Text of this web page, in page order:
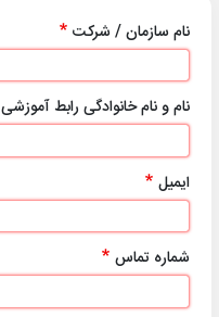
نام سازمان / شرکت
نام و نام خانوادگی رابط آموزشی
ایمیل
شماره تماس